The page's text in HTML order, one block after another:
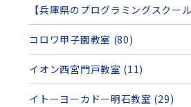
【兵庫県のプログラミングスクー
コロワ甲子園教室 (80)
イオン西宮門戸教室 (11)
イトーヨーカドー明石教室 (29)